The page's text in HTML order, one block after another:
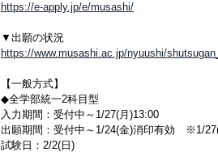
https://e-apply.jp/e/musashi/
▼出願の状況
https://www.musashi.ac.jp/nyuushi/
【一般方式】
◆全学部統一2科目型
入力期間：受付中～1/27(月)13:00
出願期間：受付中～1/24(金)消印有効 ※1/
試験日：2/2(日)